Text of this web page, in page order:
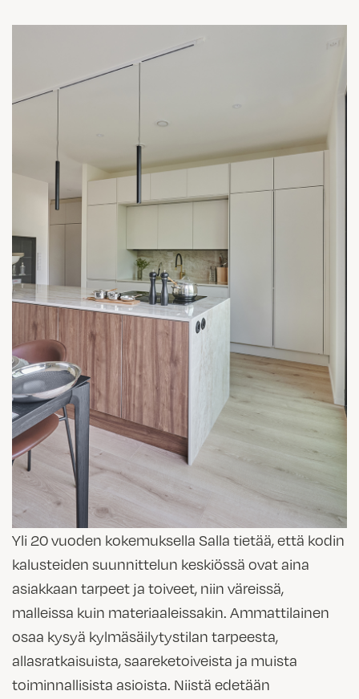
Yli 20 vuoden kokemuksella Salla tietää, että kodin
kalusteiden suunnittelun keskiössä ovat aina
asiakkaan tarpeet ja toiveet, niin väreissä,
malleissa kuin materiaaleissakin. Ammattilainen
osaa kysyä kylmäsäilytystilan tarpeesta,
allasratkaisuista, saareketoiveista ja muista
toiminnallisista asioista. Niistä edetään